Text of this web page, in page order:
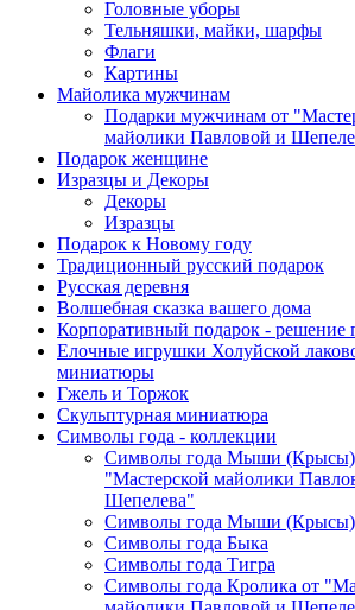
Головные уборы
Тельняшки, майки, шарфы
Флаги
Картины
Майолика мужчинам
Подарки мужчинам от
майолики Павловой и
Подарок женщине
Изразцы и Декоры
Декоры
Изразцы
Подарок к Новому году
Традиционный русский подарок
Русская деревня
Волшебная сказка вашего дома
Корпоративный подарок - решение
Елочные игрушки Холуйской
миниатюры
Гжель и Торжок
Скульптурная миниатюра
Символы года - коллекции
Символы года Мыши (Крысы)
"Мастерской майолики
Шепелева"
Символы года Мыши (Крысы)
Символы года Быка
Символы года Тигра
Символы года Кролика от